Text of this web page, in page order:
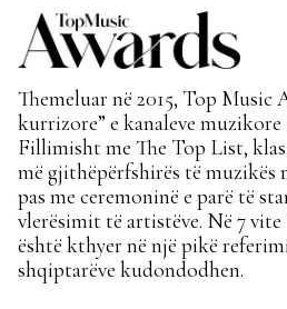
Themeluar në 2015, Top Music
kurrizore” e kanaleve
Fillimisht me The Top List,
më gjithëpërfshirës të muzikës
pas me ceremoninë e parë të
vlerësimit të artistëve. Në 7
është kthyer në një pikë
shqiptarëve kudondodhen.